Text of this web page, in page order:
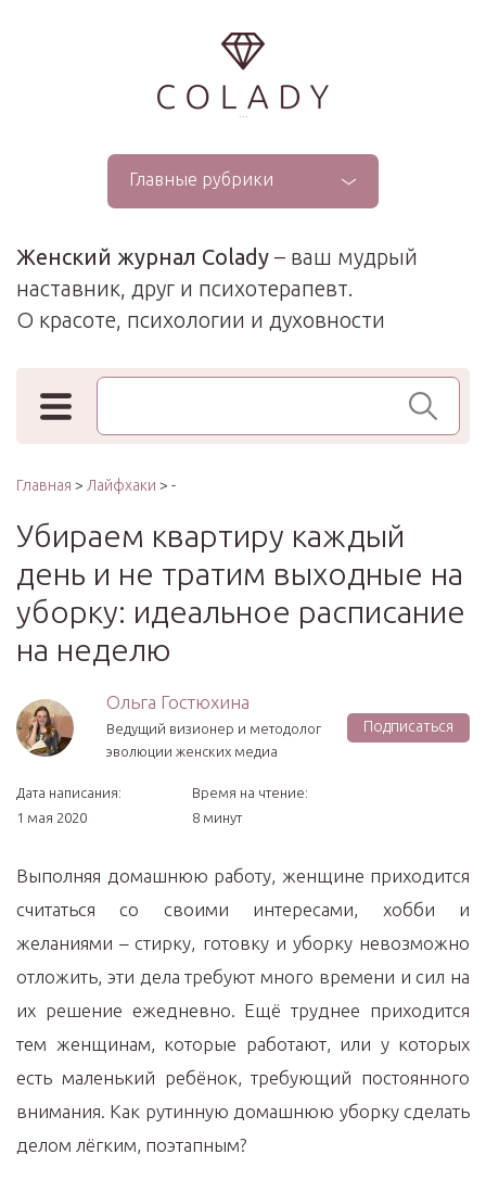
...
Главные рубрики
Женский журнал Colady – ваш мудрый
наставник, друг и психотерапевт.
О красоте, психологии и духовности
Поиск по сайту
Главная > Лайфхаки > -
Убираем квартиру каждый
день и не тратим выходные на
уборку: идеальное расписание
на неделю
Ольга Гостюхина
Ведущий визионер и методолог
эволюции женских медиа
Подписаться
Дата написания:
1 мая 2020
Время на чтение:
8 минут
Выполняя домашнюю работу, женщине приходится
считаться со своими интересами, хобби и
желаниями – стирку, готовку и уборку невозможно
отложить, эти дела требуют много времени и сил на
их решение ежедневно. Ещё труднее приходится
тем женщинам, которые работают, или у которых
есть маленький ребёнок, требующий постоянного
внимания. Как рутинную домашнюю уборку сделать
делом лёгким, поэтапным?